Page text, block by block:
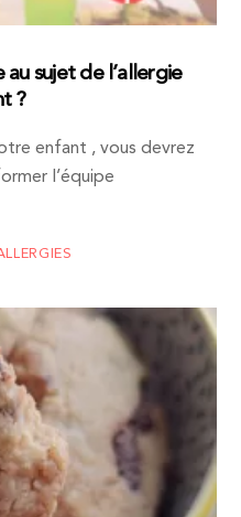
sujet de l’allergie
?
enfant , vous devrez
l’équipe